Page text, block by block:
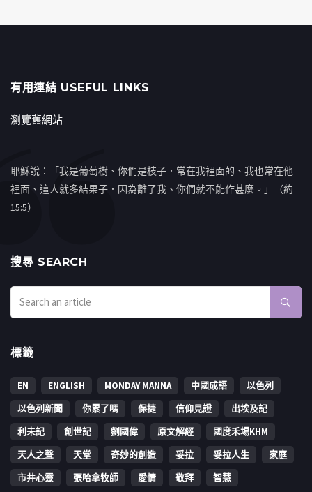
有用連結 USEFUL LINKS
瀏覽舊網站
耶穌說：「我是葡萄樹、你們是枝子．常在我裡面的、我也常在他
裡面、這人就多結果子．因為離了我、你們就不能作甚麼。」（約
15:5）
搜㝷 SEARCH
標籤
EN ENGLISH MONDAY MANNA 中國成語
以色列
以色列新聞
你累了嗎 保捷 信仰見證
出埃及記
利未記
創世記 劉國偉 原文解經
國度禾場KHM
天人之聲
天堂 奇妙的創造 妥拉 妥拉人生
家庭
市井心靈
張哈拿牧師 愛情 敬拜 智慧